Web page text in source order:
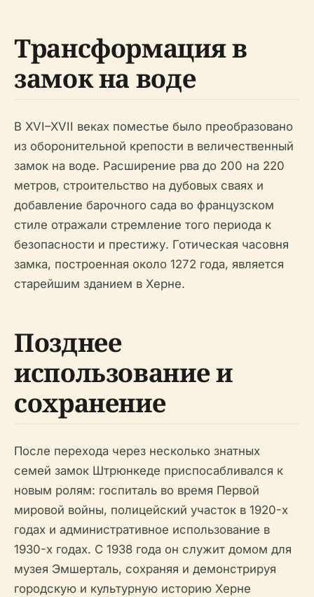
Трансформация в
замок на воде
В XVI–XVII веках поместье было преобразовано
из оборонительной крепости в величественный
замок на воде. Расширение рва до 200 на 220
метров, строительство на дубовых сваях и
добавление барочного сада во французском
стиле отражали стремление того периода к
безопасности и престижу. Готическая часовня
замка, построенная около 1272 года, является
старейшим зданием в Херне.
Позднее
использование и
сохранение
После перехода через несколько знатных
семей замок Штрюнкеде приспосабливался к
новым ролям: госпиталь во время Первой
мировой войны, полицейский участок в 1920-х
годах и административное использование в
1930-х годах. С 1938 года он служит домом для
музея Эмшерталь, сохраняя и демонстрируя
городскую и культурную историю Херне